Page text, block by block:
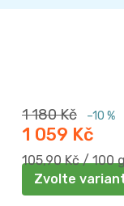
1 180 Kč –10 %
1 059 Kč
Měrná
cena:
105,90 Kč / 100
Zvolte